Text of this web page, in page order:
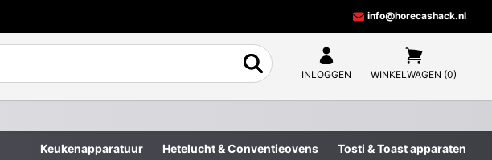
info@horecashack.nl
INLOGGEN WINKELWAGEN (0)
Keukenapparatuur Hetelucht & Conventieovens Tosti & Toast apparaten